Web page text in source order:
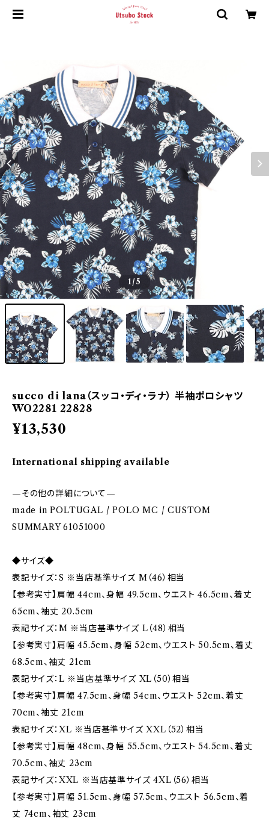
1/5
succo di lana（スッコ・ディ・ラナ） 半袖ポロシャツ
WO2281 22828
¥13,530
International shipping available
—その他の詳細について—
made in POLTUGAL / POLO MC / CUSTOM
SUMMARY 61051000
◆サイズ◆
表記サイズ：S ※当店基準サイズ M（46）相当
【参考実寸】肩幅 44cm、身幅 49.5cm、ウエスト 46.5cm、着丈
65cm、袖丈 20.5cm
表記サイズ：M ※当店基準サイズ L（48）相当
【参考実寸】肩幅 45.5cm、身幅 52cm、ウエスト 50.5cm、着丈
68.5cm、袖丈 21cm
表記サイズ：L ※当店基準サイズ XL（50）相当
【参考実寸】肩幅 47.5cm、身幅 54cm、ウエスト 52cm、着丈
70cm、袖丈 21cm
表記サイズ：XL ※当店基準サイズ XXL（52）相当
【参考実寸】肩幅 48cm、身幅 55.5cm、ウエスト 54.5cm、着丈
70.5cm、袖丈 23cm
表記サイズ：XXL ※当店基準サイズ 4XL（56）相当
【参考実寸】肩幅 51.5cm、身幅 57.5cm、ウエスト 56.5cm、着
丈 74cm、袖丈 23cm